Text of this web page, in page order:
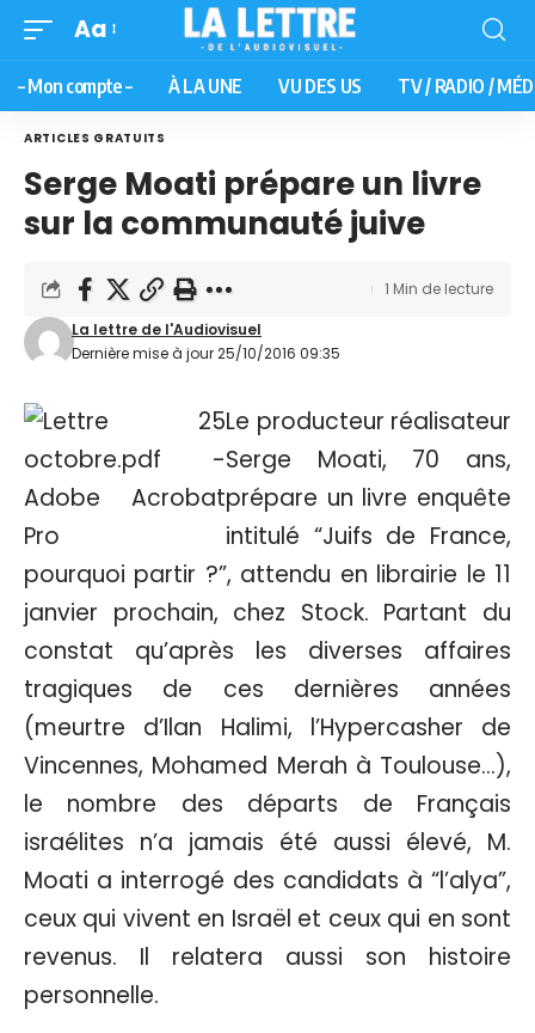
Aa
– Mon compte – À LA UNE VU DES US TV / RADIO /
ARTICLES GRATUITS
Serge Moati prépare un livre
sur la communauté juive
Dernière mise à jour 25/10/2016 09:35
La lettre de l'Audiovisuel
1 Min de lecture
Le producteur réalisateur
Serge Moati, 70 ans,
prépare un livre enquête
intitulé “Juifs de France,
pourquoi partir ?”, attendu en librairie le 11
janvier prochain, chez Stock. Partant du
constat qu’après les diverses affaires
tragiques de ces dernières années
(meurtre d’Ilan Halimi, l’Hypercasher de
Vincennes, Mohamed Merah à Toulouse…),
le nombre des départs de Français
israélites n’a jamais été aussi élevé, M.
Moati a interrogé des candidats à “l’alya”,
ceux qui vivent en Israël et ceux qui en sont
revenus. Il relatera aussi son histoire
personnelle.